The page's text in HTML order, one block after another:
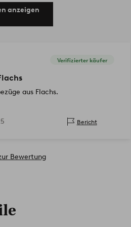
anzeigen
Verifizierter käufer
aus Flachs.
Bericht
Bewertung